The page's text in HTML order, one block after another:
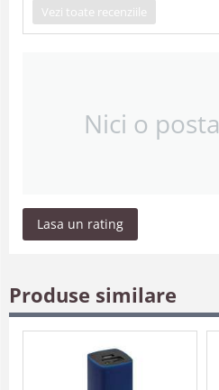
Vezi toate recenziile
Nici o
Lasa un rating
Produse similare